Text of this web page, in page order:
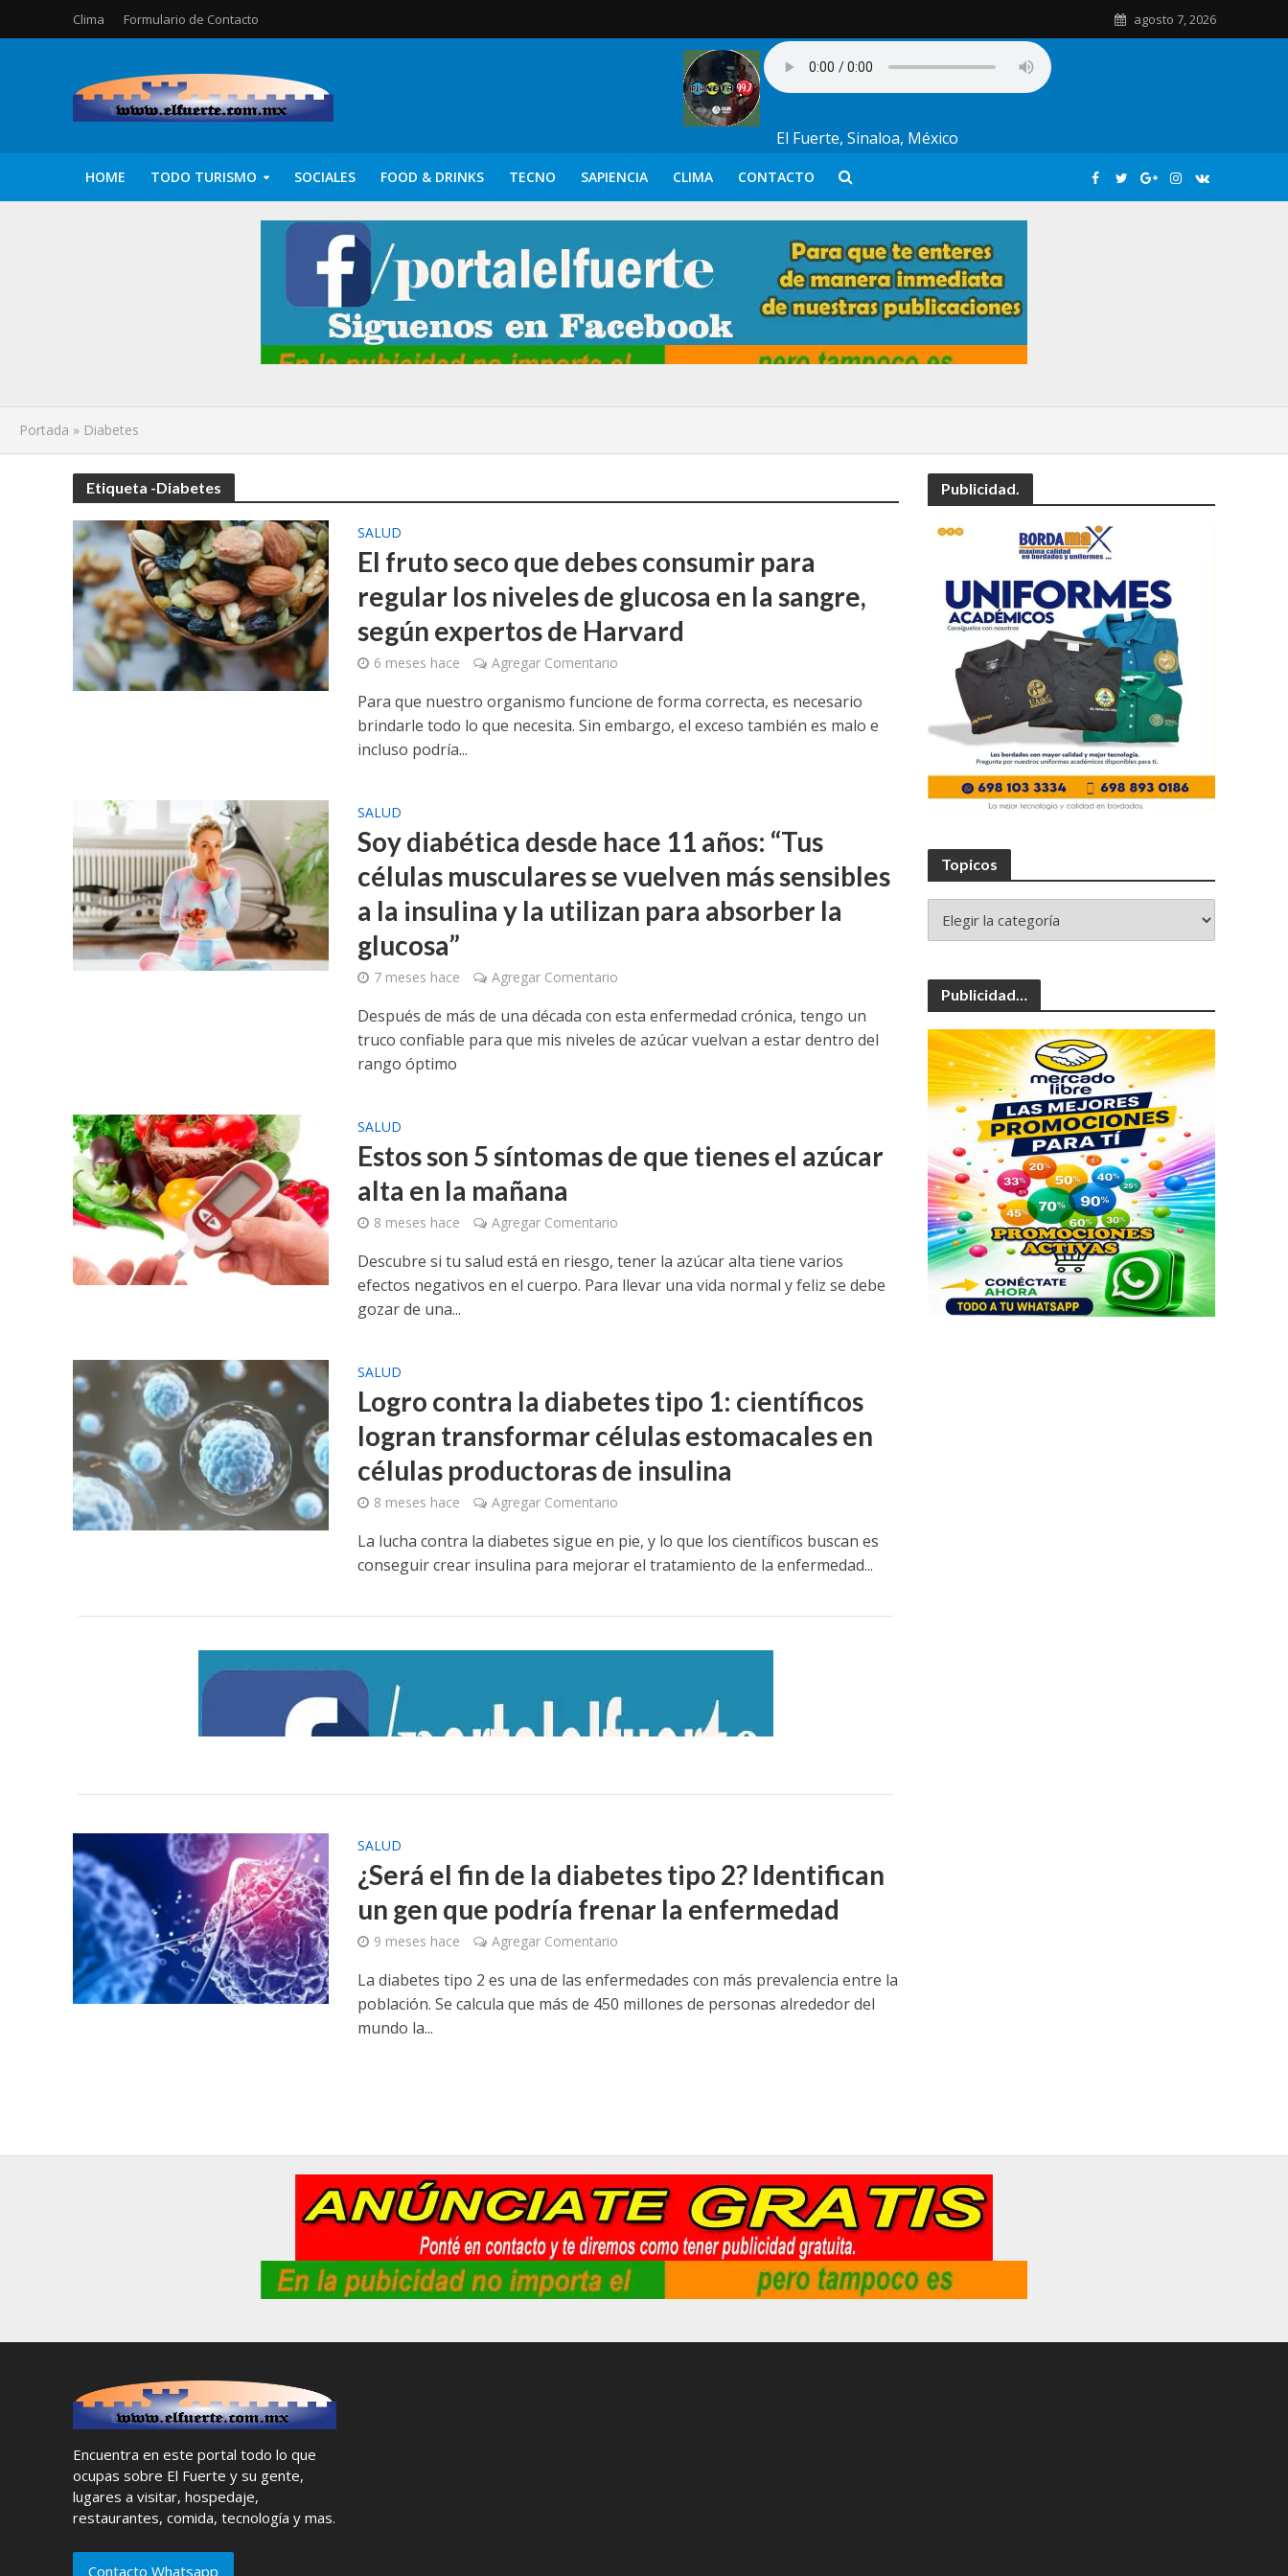
Clima Formulario de Contacto agosto 7, 2026
El Fuerte, Sinaloa, México
HOME TODO TURISMO SOCIALES FOOD & DRINKS TECNO SAPIENCIA CLIMA CONTACTO
Portada » Diabetes
Etiqueta -Diabetes
SALUD
El fruto seco que debes consumir para
regular los niveles de glucosa en la sangre,
según expertos de Harvard
6 meses hace Agregar Comentario
Para que nuestro organismo funcione de forma correcta, es necesario
brindarle todo lo que necesita. Sin embargo, el exceso también es malo e
incluso podría...
SALUD
Soy diabética desde hace 11 años: “Tus
células musculares se vuelven más sensibles
a la insulina y la utilizan para absorber la
glucosa”
7 meses hace Agregar Comentario
Después de más de una década con esta enfermedad crónica, tengo un
truco confiable para que mis niveles de azúcar vuelvan a estar dentro del
rango óptimo
SALUD
Estos son 5 síntomas de que tienes el azúcar
alta en la mañana
8 meses hace Agregar Comentario
Descubre si tu salud está en riesgo, tener la azúcar alta tiene varios
efectos negativos en el cuerpo. Para llevar una vida normal y feliz se debe
gozar de una...
SALUD
Logro contra la diabetes tipo 1: científicos
logran transformar células estomacales en
células productoras de insulina
8 meses hace Agregar Comentario
La lucha contra la diabetes sigue en pie, y lo que los científicos buscan es
conseguir crear insulina para mejorar el tratamiento de la enfermedad...
SALUD
¿Será el fin de la diabetes tipo 2? Identifican
un gen que podría frenar la enfermedad
9 meses hace Agregar Comentario
La diabetes tipo 2 es una de las enfermedades con más prevalencia entre la
población. Se calcula que más de 450 millones de personas alrededor del
mundo la...
Publicidad.
Topicos
Publicidad…
Encuentra en este portal todo lo que
ocupas sobre El Fuerte y su gente,
lugares a visitar, hospedaje,
restaurantes, comida, tecnología y mas.
Contacto Whatsapp